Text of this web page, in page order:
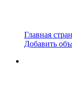
Главная
Добавить